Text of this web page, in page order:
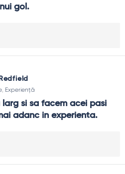
gol.
, Experiență
larg si sa facem acei pasi
adanc in experienta.